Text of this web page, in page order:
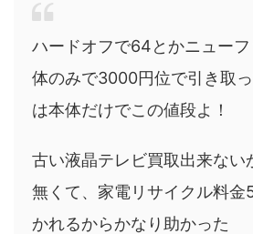
ハードオフで64とかニュー
体のみで3000円位で引き取
は本体だけでこの値段よ！
古い液晶テレビ買取出来ない
無くて、家電リサイクル料金
かれるからかなり助かった